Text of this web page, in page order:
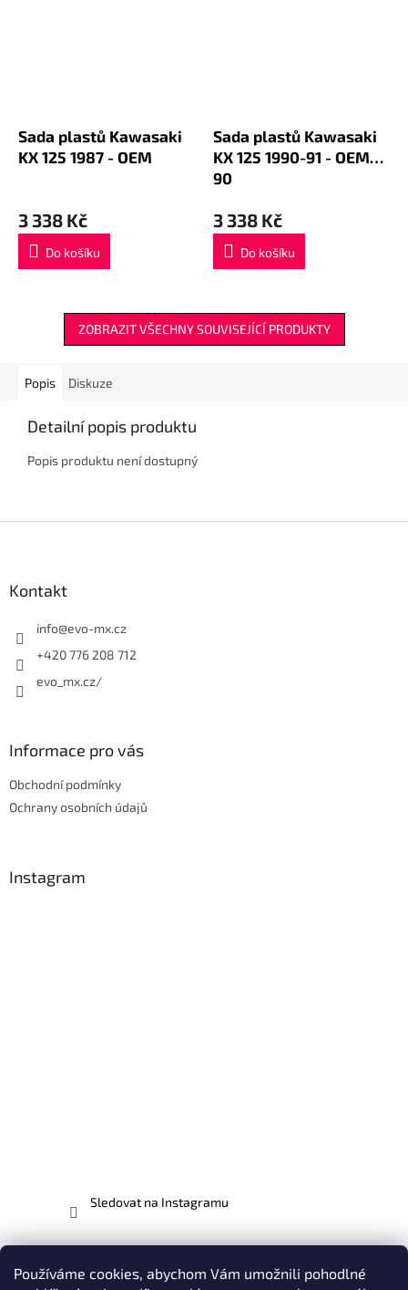
Používáme cookies, abychom Vám umožnili pohodlné
Sada plastů Kawasaki
KX 125 1987 - OEM
3 338 Kč
Do košíku
Sada plastů Kawasaki
KX 125 1990-91 - OEM
90
3 338 Kč
Do košíku
ZOBRAZIT VŠECHNY SOUVISEJÍCÍ PRODUKTY
Popis Diskuze
Detailní popis produktu
Popis produktu není dostupný
Kontakt
info@evo-mx.cz
+420 776 208 712
evo_mx.cz/
Informace pro vás
Obchodní podmínky
Ochrany osobních údajů
Instagram
Sledovat na Instagramu